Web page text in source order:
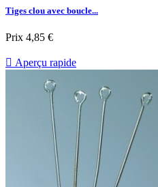
Tiges clou avec boucle...
Prix 4,85 €
 Aperçu rapide